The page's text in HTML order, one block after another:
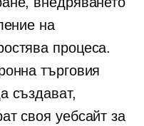
на
процеса.
търговия
създават,
своя уебсайт за